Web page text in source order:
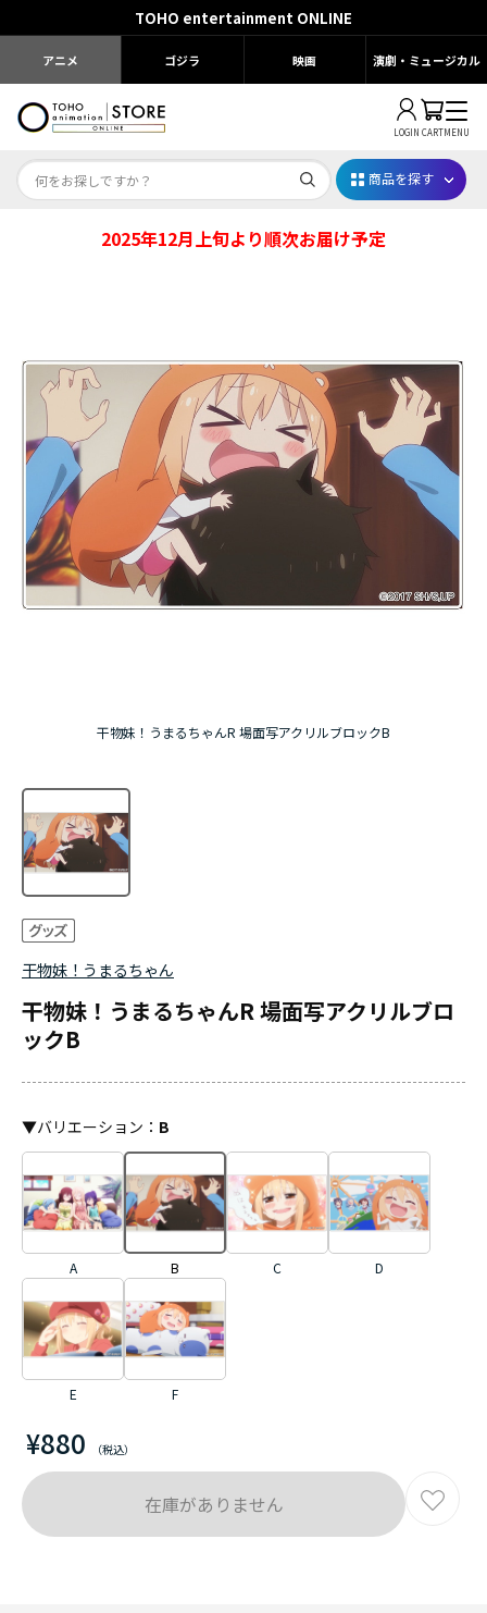
TOHO entertainment ONLINE
アニメ ゴジラ 映画 演劇・ミュージカル
LOGIN CARTMENU
薬屋のひとりごと 夏の園遊会2026
名探偵コナン
アニメ『僕のヒーローアカデミア』10周年
ハイキュー!!ジャージ＆ユニフォーム
商品を探す
2025年12月上旬より順次お届け予定
干物妹！うまるちゃんR 場面写アクリルブロックB
干物妹！うまるちゃん
干物妹！うまるちゃんR 場面写アクリルブロ
ックB
¥880
▼バリエーション ： B
A B C D
E F
在庫がありません